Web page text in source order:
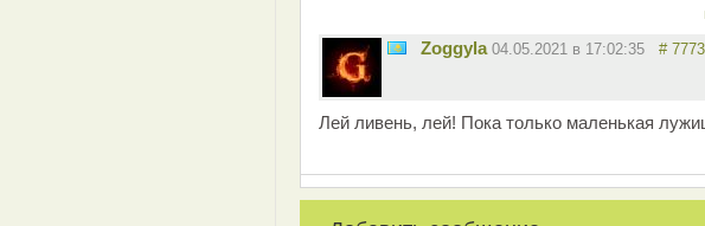
Zoggyla 04.05.2021 в 17:02:35 #
Лей ливень, лей! Пока только маленькая